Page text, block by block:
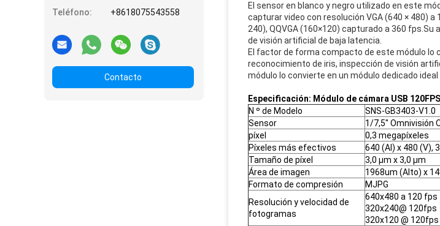
Teléfono:
+8618075543558
Contacto
El sensor en blanco y negro utilizado en este
capturar video con resolución VGA (640 × 480)
240), QQVGA (160×120) capturado a 360
de visión artificial de baja latencia.
El factor de forma compacto de este módulo lo
reconocimiento de iris, inspección de visión
módulo lo convierte en un módulo dedicado
Especificación: Módulo de cámara USB 120FPS
N º de Modelo
SNS-GB3403-V1.0
Sensor
1/7,5'' Omnivisión
píxel
0,3 megapíxeles
Píxeles más efectivos
640 (Al) x 480 (V),
Tamaño de píxel
3,0 µm x 3,0 µm
Área de imagen
1968um (Alto) x
Formato de compresión
MJPG
Resolución y velocidad de
fotogramas
640x480 a 120 fps
320x240@ 120fps
320x120 @ 120fps